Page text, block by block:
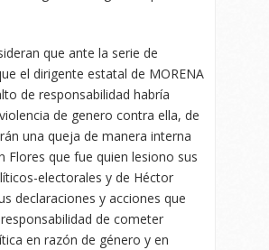
que ante la serie de
el dirigente estatal de MORENA
de responsabilidad habría
de genero contra ella, de
una queja de manera interna
Flores que fue quien lesiono sus
electorales y de Héctor
declaraciones y acciones que
de cometer
en razón de género y en